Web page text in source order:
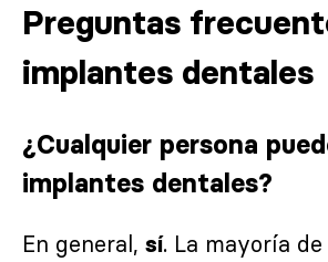
Preguntas
implantes dentales
¿Cualquier persona
implantes dentales?
En general, sí. La mayoría